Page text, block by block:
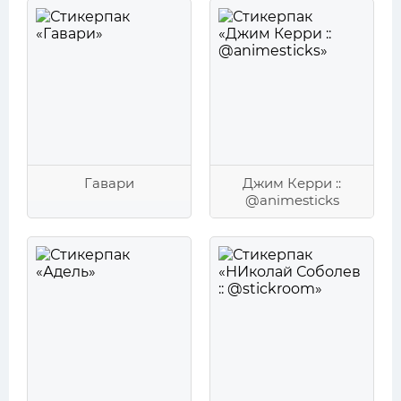
Гавари
Джим Керри ::
@animesticks